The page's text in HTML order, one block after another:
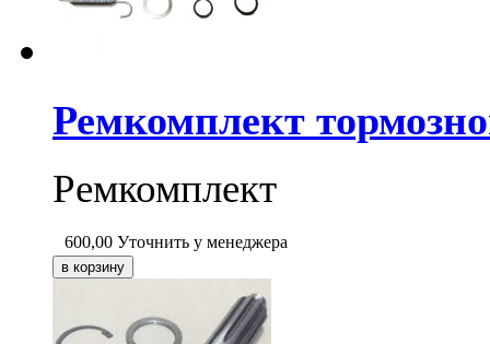
Ремкомплект
Ремкомплект
600,00 Уточнить у менеджера